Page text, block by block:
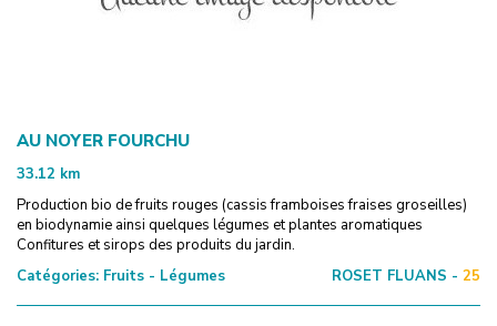
AU NOYER FOURCHU
33.12 km
Production bio de fruits rouges (cassis framboises fraises groseilles)
en biodynamie ainsi quelques légumes et plantes aromatiques
Confitures et sirops des produits du jardin.
Catégories: Fruits - Légumes ROSET FLUANS - 25